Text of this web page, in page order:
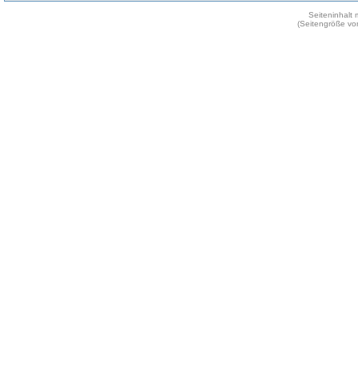
Seiteninhalt
(Seitengröße